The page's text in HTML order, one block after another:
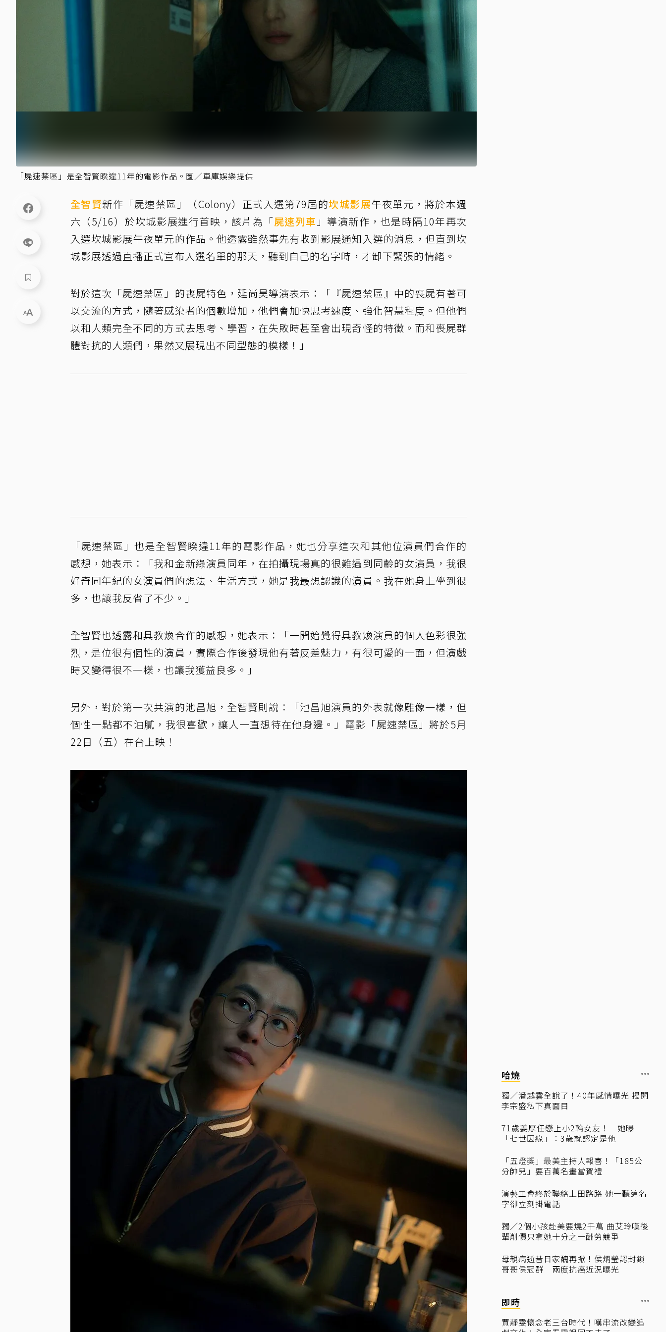
「屍速禁區」是全智賢睽違11年的電影作品。圖／車庫娛樂提供
全智賢新作「屍速禁區」（Colony）正式入選第79屆的坎城影展午夜單元，將於本週
六（5/16）於坎城影展進行首映，該片為「屍速列車 」導演新作，也是時隔10年再次
入選坎城影展午夜單元的作品。他透露雖然事先有收到影展通知入選的消息，但直到坎
城影展透過直播正式宣布入選名單的那天，聽到自己的名字時，才卸下緊張的情緒。
對於這次「屍速禁區」的喪屍特色，延尚昊導演表示：「『屍速禁區』中的喪屍有著可
以交流的方式，隨著感染者的個數增加，他們會加快思考速度、強化智慧程度。但他們
以和人類完全不同的方式去思考、學習，在失敗時甚至會出現奇怪的特徵。而和喪屍群
體對抗的人類們，果然又展現出不同型態的模樣！」
「屍速禁區」也是全智賢睽違11年的電影作品，她也分享這次和其他位演員們合作的
感想，她表示：「我和金新綠演員同年，在拍攝現場真的很難遇到同齡的女演員，我很
好奇同年紀的女演員們的想法、生活方式，她是我最想認識的演員。我在她身上學到很
多，也讓我反省了不少。」
全智賢也透露和具教煥合作的感想，她表示：「一開始覺得具教煥演員的個人色彩很強
烈，是位很有個性的演員，實際合作後發現他有著反差魅力，有很可愛的一面，但演戲
時又變得很不一樣，也讓我獲益良多。」
另外，對於第一次共演的池昌旭，全智賢則說：「池昌旭演員的外表就像雕像一樣，但
個性一點都不油膩，我很喜歡，讓人一直想待在他身邊。」電影「屍速禁區」將於5月
22日（五）在台上映！
哈燒
獨／潘越雲全說了！40年感情曝光 揭開
李宗盛私下真面目
71歲姜厚任戀上小2輪女友！ 她曝
「七世因緣」：3歲就認定是他
「五燈獎」最美主持人報喜！「185公
分帥兒」要百萬名畫當賀禮
演藝工會終於聯絡上田路路 她一聽這名
字卻立刻掛電話
獨／2個小孩赴美要燒2千萬 曲艾玲嘆後
輩削價只拿她十分之一酬勞競爭
母親病逝昔日家醜再掀！侯炳瑩認封鎖
哥哥侯冠群 兩度抗癌近況曝光
即時
賈靜雯懷念老三台時代！嘆串流改變追